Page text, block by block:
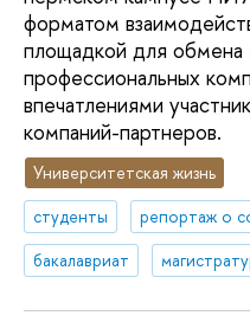
форматом
площадкой для обмена
профессиональных
впечатлениями
компаний-партнеров.
Университетская жизнь
студенты
репортаж о
бакалавриат